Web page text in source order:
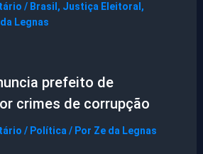
/ Brasil , Justiça Eleitoral ,
Legnas
prefeito de
crimes de corrupção
/ Política/ Por Ze da Legnas